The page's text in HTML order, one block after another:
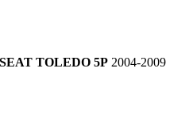
SEAT TOLEDO 5P 2004-2009